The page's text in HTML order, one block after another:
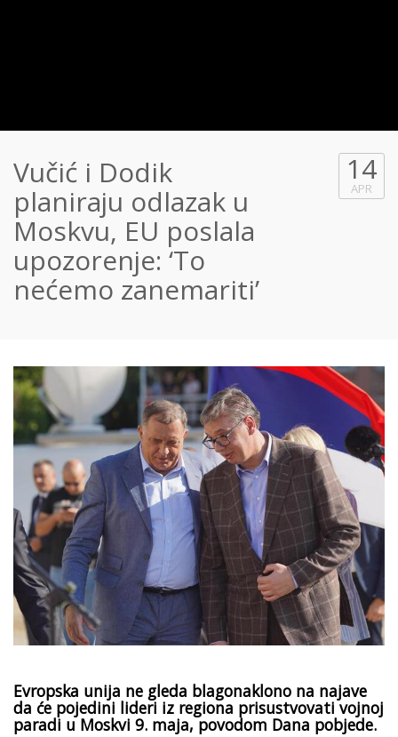
Vučić i Dodik
planiraju odlazak u
Moskvu, EU poslala
upozorenje: ‘To
nećemo zanemariti’
14
APR
Evropska unija ne gleda blagonaklono na najave
da će pojedini lideri iz regiona prisustvovati vojnoj
paradi u Moskvi 9. maja, povodom Dana pobjede.